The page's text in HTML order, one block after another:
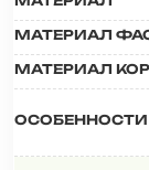
МАТЕРИАЛ
МАТЕРИАЛ
ОСОБЕННОСТИ